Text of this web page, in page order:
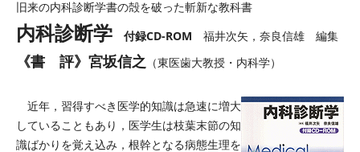
旧来の内科診断学書の殻を破った斬新な教科書
内科診断学 付録CD-ROM 福井次矢，奈良信雄 編集
《書 評》宮坂信之 （東医歯大教授・内科学）
近年，習得すべき医学的知識は急速に増大
していることもあり，医学生は枝葉末節の知
識ばかりを覚え込み，根幹となる病態生理を